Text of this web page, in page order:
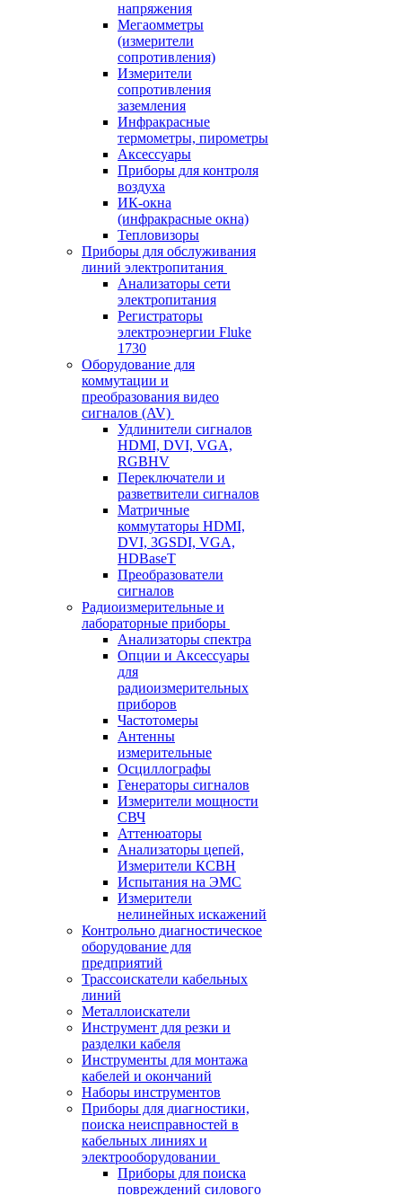
напряжения
Мегаомметры
(измерители
сопротивления)
Измерители
сопротивления
заземления
Инфракрасные
термометры, пирометры
Аксессуары
Приборы для контроля
воздуха
ИК-окна
(инфракрасные окна)
Тепловизоры
Приборы для обслуживания
линий электропитания
Анализаторы сети
электропитания
Регистраторы
электроэнергии Fluke
1730
Оборудование для
коммутации и
преобразования видео
сигналов (AV)
Удлинители сигналов
HDMI, DVI, VGA,
RGBHV
Переключатели и
разветвители сигналов
Матричные
коммутаторы HDMI,
DVI, 3GSDI, VGA,
HDBaseT
Преобразователи
сигналов
Радиоизмерительные и
лабораторные приборы
Анализаторы спектра
Опции и Аксессуары
для
радиоизмерительных
приборов
Частотомеры
Антенны
измерительные
Осциллографы
Генераторы сигналов
Измерители мощности
СВЧ
Аттенюаторы
Анализаторы цепей,
Измерители КСВН
Испытания на ЭМС
Измерители
нелинейных искажений
Контрольно диагностическое
оборудование для
предприятий
Трассоискатели кабельных
линий
Металлоискатели
Инструмент для резки и
разделки кабеля
Инструменты для монтажа
кабелей и окончаний
Наборы инструментов
Приборы для диагностики,
поиска неисправностей в
кабельных линиях и
электрооборудовании
Приборы для поиска
повреждений силового